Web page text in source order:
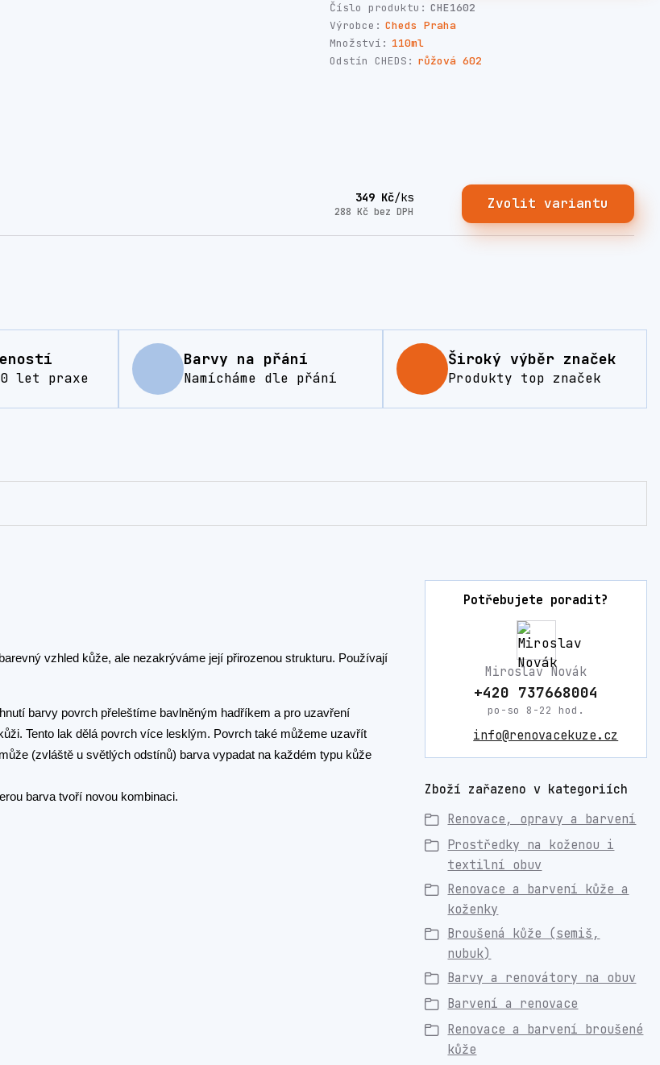
Číslo produktu: CHE1602
Výrobce: Cheds Praha
Množství: 110ml
Odstín CHEDS: růžová 602
349 Kč/ks
288 Kč bez DPH Zvolit variantu
let praxe
Barvy na přání
Namícháme dle přání
Široký výběr značek
Produkty top značek
vzhled kůže, ale nezakrýváme její přirozenou strukturu. Používají
barvy povrch přeleštíme bavlněným hadříkem a pro uzavření
Tento lak dělá povrch více lesklým. Povrch také můžeme uzavřít
(zvláště u světlých odstínů) barva vypadat na každém typu kůže
barva tvoří novou kombinaci.
Potřebujete poradit?
Miroslav Novák
+420 737668004
po-so 8-22 hod.
info@renovacekuze.cz
Zboží zařazeno v kategoriích
Renovace, opravy a barvení
Prostředky na koženou i
textilní obuv
Renovace a barvení kůže a
koženky
Broušená kůže (semiš,
nubuk)
Barvy a renovátory na obuv
Barvení a renovace
Renovace a barvení broušené
kůže